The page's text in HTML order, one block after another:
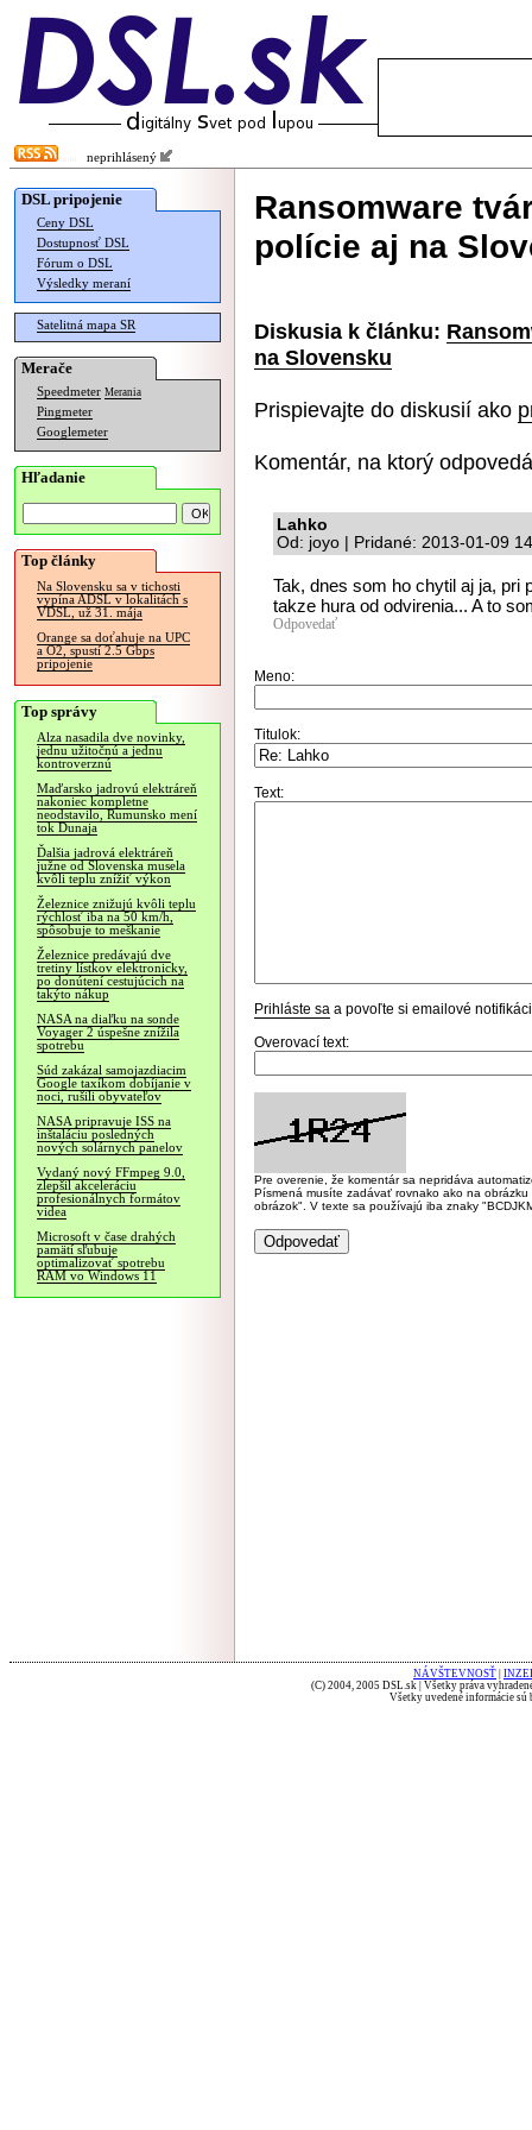
neprihlásený
DSL pripojenie
Ceny DSL
Dostupnosť DSL
Fórum o DSL
Výsledky meraní
Satelitná mapa SR
Merače
Speedmeter Merania
Pingmeter
Googlemeter
Hľadanie
Top články
Na Slovensku sa v tichosti
vypína ADSL v lokalitách s
VDSL, už 31. mája
Orange sa doťahuje na UPC
a O2, spustí 2.5 Gbps
pripojenie
Top správy
Alza nasadila dve novinky,
jednu užitočnú a jednu
kontroverznú
Maďarsko jadrovú elektráreň
nakoniec kompletne
neodstavilo, Rumunsko mení
tok Dunaja
Ďalšia jadrová elektráreň
južne od Slovenska musela
kvôli teplu znížiť výkon
Železnice znižujú kvôli teplu
rýchlosť iba na 50 km/h,
spôsobuje to meškanie
Železnice predávajú dve
tretiny lístkov elektronicky,
po donútení cestujúcich na
takýto nákup
NASA na diaľku na sonde
Voyager 2 úspešne znížila
spotrebu
Súd zakázal samojazdiacim
Google taxíkom dobíjanie v
noci, rušili obyvateľov
NASA pripravuje ISS na
inštaláciu posledných
nových solárnych panelov
Vydaný nový FFmpeg 9.0,
zlepšil akceleráciu
profesionálnych formátov
videa
Microsoft v čase drahých
pamätí sľubuje
optimalizovať spotrebu
RAM vo Windows 11
Ransomware
polície aj na
Diskusia k článku:
na Slovensku
Prispievajte do diskusií ako
Komentár, na ktorý
Lahko
Od: joyo | Pridané: 2013-01-09
Tak, dnes som ho chytil aj ja, pri
takze hura od odvirenia... A to
Odpovedať
Meno:
Titulok:
Text:
Prihláste sa a povoľte si emailové
Overovací text:
Pre overenie, že komentár sa nepridáva
Písmená musíte zadávať rovnako ako na
obrázok". V texte sa používajú iba znaky
NÁVŠTEVNOSŤ
(C) 2004, 2005 DSL.sk | Všetky práva
Všetky uvedené informácie sú